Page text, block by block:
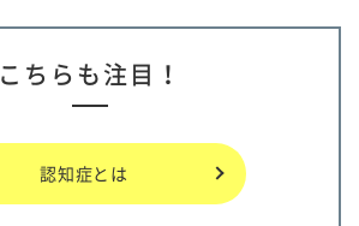
こちらも注目！
認知症とは